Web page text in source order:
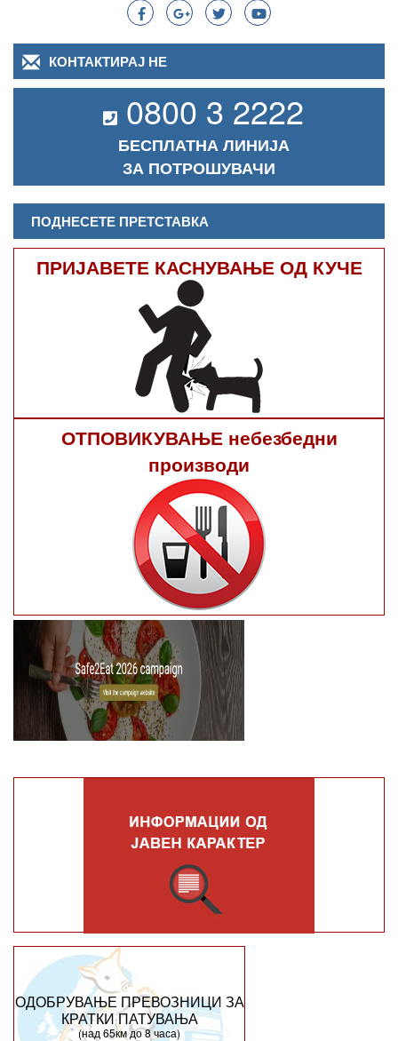
КОНТАКТИРАЈ НЕ
0800 3 2222
БЕСПЛАТНА ЛИНИЈА
ЗА ПОТРОШУВАЧИ
ПОДНЕСЕТЕ ПРЕТСТАВКА
ПРИЈАВЕТЕ КАСНУВАЊЕ ОД КУЧЕ
ОТПОВИКУВАЊЕ небезбедни
производи
ОДОБРУВАЊЕ ПРЕВОЗНИЦИ ЗА
КРАТКИ ПАТУВАЊА
(над 65км до 8 часа)